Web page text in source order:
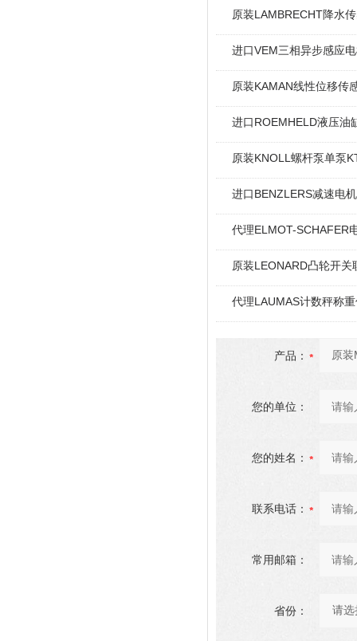
原装LAMBRECHT降水
进口VEM三相异步感应
原装KAMAN线性位移传
进口ROEMHELD液压油
原装KNOLL螺杆泵单泵
进口BENZLERS减速电
代理ELMOT-SCHAFER
原装LEONARD凸轮开关
代理LAUMAS计数秤称
产品：
您的单位：
您的姓名：
联系电话：
常用邮箱：
省份：